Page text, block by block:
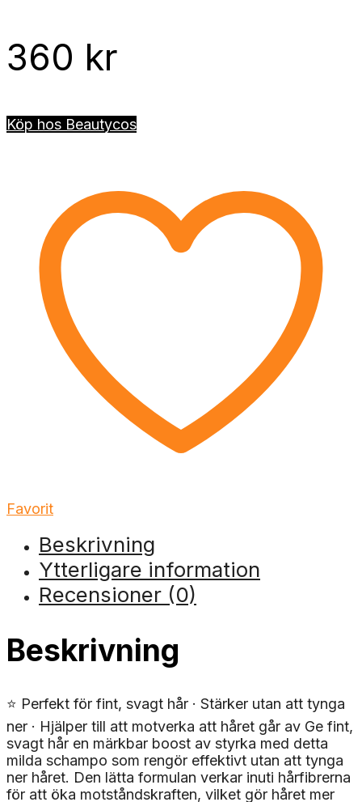
360 kr
Köp hos Beautycos
Favorit
Beskrivning
Ytterligare information
Recensioner (0)
Beskrivning
⭐ Perfekt för fint, svagt hår · Stärker utan att tynga
ner · Hjälper till att motverka att håret går av Ge fint,
svagt hår en märkbar boost av styrka med detta
milda schampo som rengör effektivt utan att tynga
ner håret. Den lätta formulan verkar inuti hårfibrerna
för att öka motståndskraften, vilket gör håret mer